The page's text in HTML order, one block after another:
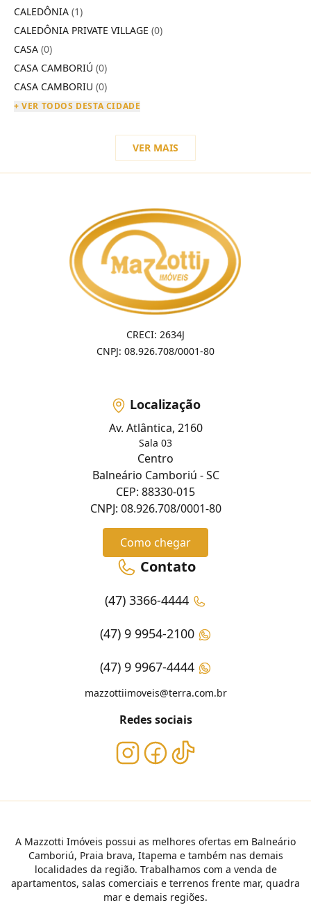
CALEDÔNIA (1)
CALEDÔNIA PRIVATE VILLAGE (0)
CASA (0)
CASA CAMBORIÚ (0)
CASA CAMBORIU (0)
+ VER TODOS DESTA CIDADE
VER MAIS
CRECI: 2634J
CNPJ: 08.926.708/0001-80
Localização
Av. Atlântica, 2160
Sala 03
Centro
Balneário Camboriú - SC
CEP: 88330-015
CNPJ: 08.926.708/0001-80
Como chegar
Contato
(47) 3366-4444
(47) 9 9954-2100
(47) 9 9967-4444
mazzottiimoveis@terra.com.br
Redes sociais
A Mazzotti Imóveis possui as melhores ofertas em Balneário
Camboriú, Praia brava, Itapema e também nas demais
localidades da região. Trabalhamos com a venda de
apartamentos, salas comerciais e terrenos frente mar, quadra
mar e demais regiões.